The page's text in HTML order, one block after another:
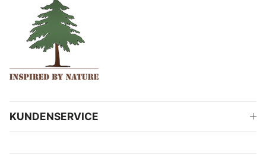
KUNDENSERVICE